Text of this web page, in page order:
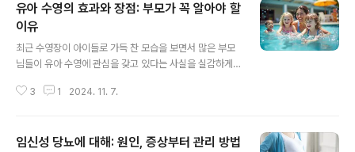
유아 수영의 효과와 장점: 부모가 꼭 알아야 할
이유
최근 수영장이 아이들로 가득 찬 모습을 보면서 많은 부모
님들이 유아 수영에 관심을 갖고 있다는 사실을 실감하게
과를 가지고 있어, 부모로서 아이의 건강과 발달에 어떤 도
야기합니다.1. 유아 수영이 신체 발달에 미치는 긍정적 효과
3 1 2024. 11. 7.
임신성 당뇨에 대해: 원인, 증상부터 관리 방법